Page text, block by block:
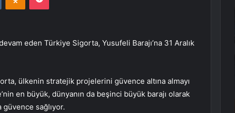
eden Türkiye Sigorta, Yusufeli Barajı’na 31 Aralık
ülkenin stratejik projelerini güvence altına almayı
en büyük, dünyanın da beşinci büyük barajı olarak
sağlıyor.